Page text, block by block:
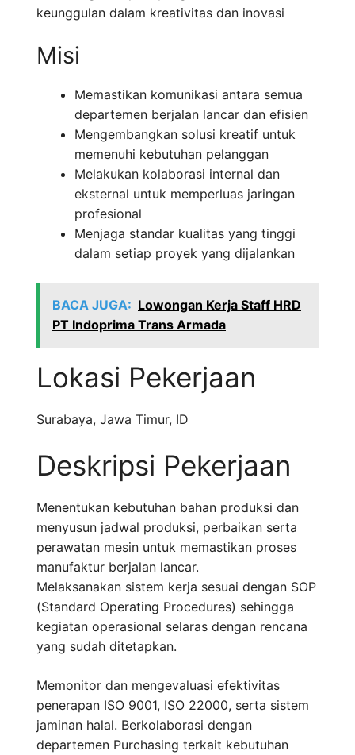
keunggulan dalam kreativitas dan inovasi
Misi
Memastikan komunikasi antara semua
departemen berjalan lancar dan efisien
Mengembangkan solusi kreatif untuk
memenuhi kebutuhan pelanggan
Melakukan kolaborasi internal dan
eksternal untuk memperluas jaringan
profesional
Menjaga standar kualitas yang tinggi
dalam setiap proyek yang dijalankan
BACA JUGA: Lowongan Kerja Staff HRD
PT Indoprima Trans Armada
Lokasi Pekerjaan
Surabaya, Jawa Timur, ID
Deskripsi Pekerjaan
Menentukan kebutuhan bahan produksi dan
menyusun jadwal produksi, perbaikan serta
perawatan mesin untuk memastikan proses
manufaktur berjalan lancar.
Melaksanakan sistem kerja sesuai dengan SOP
(Standard Operating Procedures) sehingga
kegiatan operasional selaras dengan rencana
yang sudah ditetapkan.
Memonitor dan mengevaluasi efektivitas
penerapan ISO 9001, ISO 22000, serta sistem
jaminan halal. Berkolaborasi dengan
departemen Purchasing terkait kebutuhan